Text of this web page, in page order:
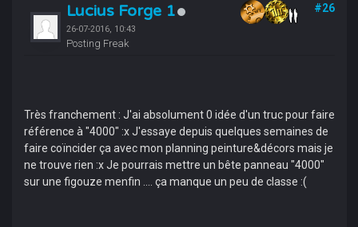
Lucius Forge 1
26-07-2016, 10:43
Posting Freak
#26
Très franchement : J'ai absolument 0 idée d'un truc pour faire
référence à "4000" :x J'essaye depuis quelques semaines de
faire coïncider ça avec mon planning peinture&décors mais je
ne trouve rien :x Je pourrais mettre un bête panneau "4000"
sur une figouze menfin .... ça manque un peu de classe :(